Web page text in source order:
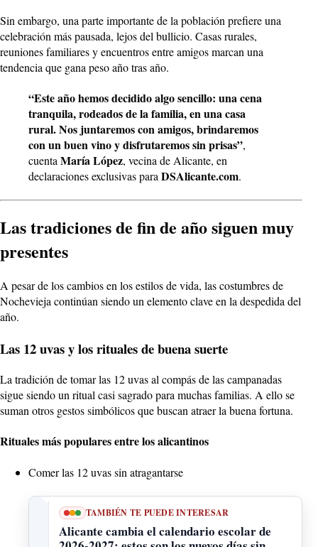
Sin embargo, una parte importante de la población prefiere una
celebración más pausada, lejos del bullicio. Casas rurales,
reuniones familiares y encuentros entre amigos marcan una
tendencia que gana peso año tras año.
“Este año hemos decidido algo sencillo: una cena
tranquila, rodeados de la familia, en una casa
rural. Nos juntaremos con amigos, brindaremos
con un buen vino y disfrutaremos sin prisas”,
cuenta María López, vecina de Alicante, en
declaraciones exclusivas para DSAlicante.com.
Las tradiciones de fin de año siguen muy
presentes
A pesar de los cambios en los estilos de vida, las costumbres de
Nochevieja continúan siendo un elemento clave en la despedida del
año.
Las 12 uvas y los rituales de buena suerte
La tradición de tomar las 12 uvas al compás de las campanadas
sigue siendo un ritual casi sagrado para muchas familias. A ello se
suman otros gestos simbólicos que buscan atraer la buena fortuna.
Rituales más populares entre los alicantinos
Comer las 12 uvas sin atragantarse
TAMBIÉN TE PUEDE INTERESAR
Alicante cambia el calendario escolar de